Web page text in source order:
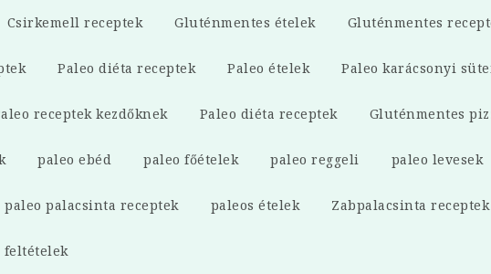
Csirkemell receptek Gluténmentes ételek Gluténmentes
Paleo diéta receptek Paleo ételek Paleo karácsonyi
receptek kezdőknek Paleo diéta receptek Gluténmentes
paleo ebéd paleo főételek paleo reggeli paleo levesek
paleo palacsinta receptek paleos ételek Zabpalacsinta
feltételek